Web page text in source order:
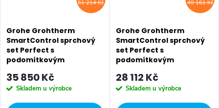
51 214 Kč
Grohe Grohtherm
SmartControl sprchový
set Perfect s
podomítkovým
chrom 34742000
35 850 Kč
Skladem u výrobce
40 161 Kč
Grohe Grohtherm
SmartControl sprchový
set Perfect s
podomítkovým
chrom 34744000
28 112 Kč
Skladem u výrobce